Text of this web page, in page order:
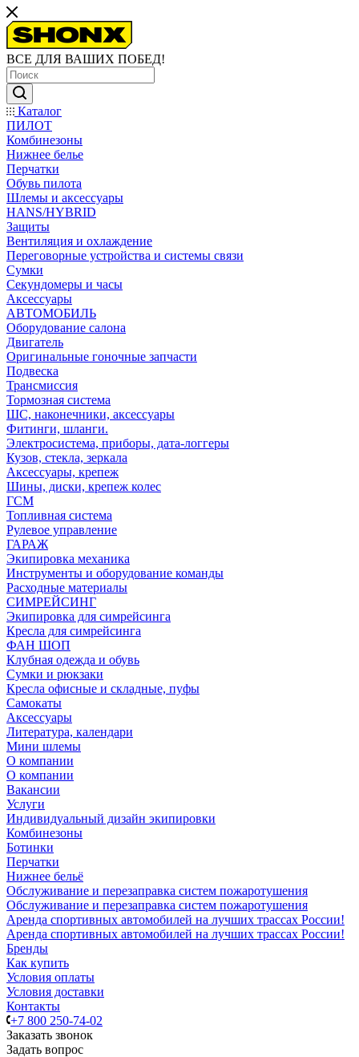
ВСЕ ДЛЯ ВАШИХ ПОБЕД!
Каталог
ПИЛОТ
Комбинезоны
Нижнее белье
Перчатки
Обувь пилота
Шлемы и аксессуары
HANS/HYBRID
Защиты
Вентиляция и охлаждение
Переговорные устройства и системы связи
Сумки
Секундомеры и часы
Аксессуары
АВТОМОБИЛЬ
Оборудование салона
Двигатель
Оригинальные гоночные запчасти
Подвеска
Трансмиссия
Тормозная система
ШС, наконечники, аксессуары
Фитинги, шланги.
Электросистема, приборы, дата-логгеры
Кузов, стекла, зеркала
Аксессуары, крепеж
Шины, диски, крепеж колес
ГСМ
Топливная система
Рулевое управление
ГАРАЖ
Экипировка механика
Инструменты и оборудование команды
Расходные материалы
СИМРЕЙСИНГ
Экипировка для симрейсинга
Кресла для симрейсинга
ФАН ШОП
Клубная одежда и обувь
Сумки и рюкзаки
Кресла офисные и складные, пуфы
Самокаты
Аксессуары
Литература, календари
Мини шлемы
О компании
О компании
Вакансии
Услуги
Индивидуальный дизайн экипировки
Комбинезоны
Ботинки
Перчатки
Нижнее бельё
Обслуживание и перезаправка систем пожаротушения
Обслуживание и перезаправка систем пожаротушения
Аренда спортивных автомобилей на лучших трассах России!
Аренда спортивных автомобилей на лучших трассах России!
Бренды
Как купить
Условия оплаты
Условия доставки
Контакты
+7 800 250-74-02
Заказать звонок
Задать вопрос